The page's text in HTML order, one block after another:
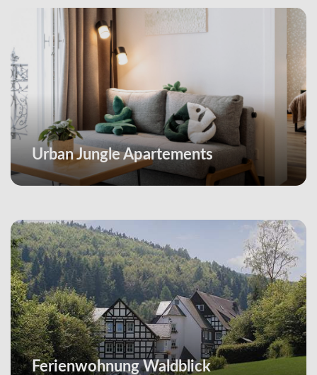
Urban Jungle Apartements
Ferienwohnung Waldblick